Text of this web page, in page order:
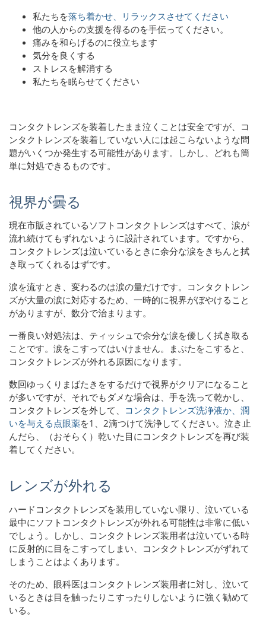
私たちを落ち着かせ、リラックスさせてください
他の人からの支援を得るのを手伝ってください。
痛みを和らげるのに役立ちます
気分を良くする
ストレスを解消する
私たちを眠らせてください
コンタクトレンズを装着したまま泣くことは安全ですが、コ
ンタクトレンズを装着していない人には起こらないような問
題がいくつか発生する可能性があります。しかし、どれも簡
単に対処できるものです。
視界が曇る
現在市販されているソフトコンタクトレンズはすべて、涙が
流れ続けてもずれないように設計されています。ですから、
コンタクトレンズは泣いているときに余分な涙をきちんと拭
き取ってくれるはずです。
涙を流すとき、変わるのは涙の量だけです。コンタクトレン
ズが大量の涙に対応するため、一時的に視界がぼやけること
がありますが、数分で治まります。
一番良い対処法は、ティッシュで余分な涙を優しく拭き取る
ことです。涙をこすってはいけません。まぶたをこすると、
コンタクトレンズが外れる原因になります。
数回ゆっくりまばたきをするだけで視界がクリアになること
が多いですが、それでもダメな場合は、手を洗って乾かし、
コンタクトレンズを外して、 コンタクトレンズ洗浄液か、潤
いを与える点眼薬を1、2滴つけて洗浄して ください。泣き止
んだら、（おそらく）乾いた目にコンタクトレンズを再び装
着してください。
レンズが外れる
ハードコンタクトレンズを装用していない限り、泣いている
最中にソフトコンタクトレンズが外れる可能性は非常に低い
でしょう。しかし、コンタクトレンズ装用者は泣いている時
に反射的に目をこすってしまい、コンタクトレンズがずれて
しまうことはよくあります。
そのため、眼科医はコンタクトレンズ装用者に対し、泣いて
いるときは目を触ったりこすったりしないように強く勧めて
いる。